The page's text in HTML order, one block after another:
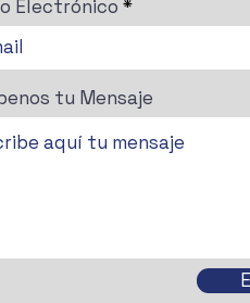
Electrónico
tu Mensaje